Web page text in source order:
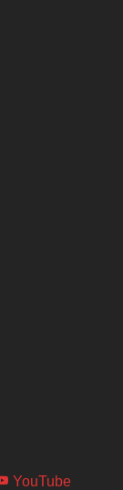
YouTube